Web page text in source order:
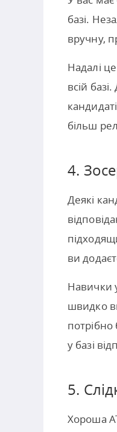
базі.
вручну,
Надалі
всій
більш
4.
Деякі
ви
Навички
швидко
у базі
5.
Хороша